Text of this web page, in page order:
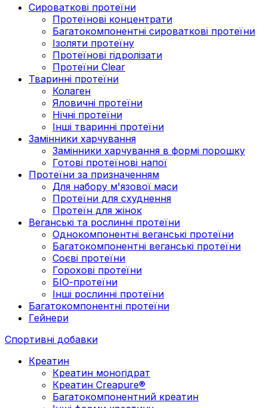
Сироваткові протеїни
Протеїнові концентрати
Багатокомпонентні сироваткові протеїни
Ізоляти протеїну
Протеїнові гідролізати
Протеїни Clear
Тваринні протеїни
Колаген
Яловичні протеїни
Нічні протеїни
Інші тваринні протеїни
Замінники харчування
Замінники харчування в формі порошку
Готові протеїнові напої
Протеїни за призначенням
Для набору м'язової маси
Протеїни для схуднення
Протеїн для жінок
Веганські та рослинні протеїни
Однокомпонентні веганські протеїни
Багатокомпонентні веганські протеїни
Cоєві протеїни
Горохові протеїни
БІО-протеїни
Інші рослинні протеїни
Багатокомпонентні протеїни
Гейнери
Спортивні добавки
Креатин
Креатин моногідрат
Креатин Creapure®
Багатокомпонентний креатин